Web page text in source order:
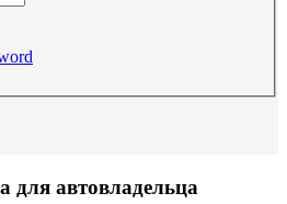
для автовладельца